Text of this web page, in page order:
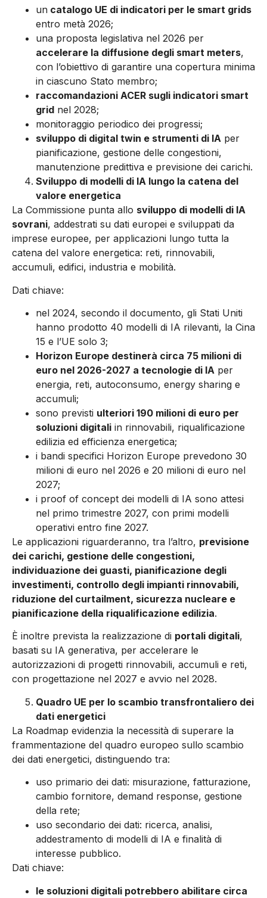
un catalogo UE di indicatori per le smart grids
entro metà 2026;
una proposta legislativa nel 2026 per
accelerare la diffusione degli smart meters,
con l’obiettivo di garantire una copertura minima
in ciascuno Stato membro;
raccomandazioni ACER sugli indicatori smart
grid nel 2028;
monitoraggio periodico dei progressi;
sviluppo di digital twin e strumenti di IA per
pianificazione, gestione delle congestioni,
manutenzione predittiva e previsione dei carichi.
Sviluppo di modelli di IA lungo la catena del
valore energetica
La Commissione punta allo sviluppo di modelli di IA
sovrani, addestrati su dati europei e sviluppati da
imprese europee, per applicazioni lungo tutta la
catena del valore energetica: reti, rinnovabili,
accumuli, edifici, industria e mobilità.
Dati chiave:
nel 2024, secondo il documento, gli Stati Uniti
hanno prodotto 40 modelli di IA rilevanti, la Cina
15 e l’UE solo 3;
Horizon Europe destinerà circa 75 milioni di
euro nel 2026-2027 a tecnologie di IA per
energia, reti, autoconsumo, energy sharing e
accumuli;
sono previsti ulteriori 190 milioni di euro per
soluzioni digitali in rinnovabili, riqualificazione
edilizia ed efficienza energetica;
i bandi specifici Horizon Europe prevedono 30
milioni di euro nel 2026 e 20 milioni di euro nel
2027;
i proof of concept dei modelli di IA sono attesi
nel primo trimestre 2027, con primi modelli
operativi entro fine 2027.
Le applicazioni riguarderanno, tra l’altro, previsione
dei carichi, gestione delle congestioni,
individuazione dei guasti, pianificazione degli
investimenti, controllo degli impianti rinnovabili,
riduzione del curtailment, sicurezza nucleare e
pianificazione della riqualificazione edilizia.
È inoltre prevista la realizzazione di portali digitali,
basati su IA generativa, per accelerare le
autorizzazioni di progetti rinnovabili, accumuli e reti,
con progettazione nel 2027 e avvio nel 2028.
Quadro UE per lo scambio transfrontaliero dei
dati energetici
La Roadmap evidenzia la necessità di superare la
frammentazione del quadro europeo sullo scambio
dei dati energetici, distinguendo tra:
uso primario dei dati: misurazione, fatturazione,
cambio fornitore, demand response, gestione
della rete;
uso secondario dei dati: ricerca, analisi,
addestramento di modelli di IA e finalità di
interesse pubblico.
Dati chiave:
le soluzioni digitali potrebbero abilitare circa